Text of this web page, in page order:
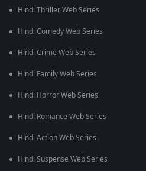
Hindi Thriller Web Series
Hindi Comedy Web Series
Hindi Crime Web Series
Hindi Family Web Series
Hindi Horror Web Series
Hindi Romance Web Series
Hindi Action Web Series
Hindi Suspense Web Series